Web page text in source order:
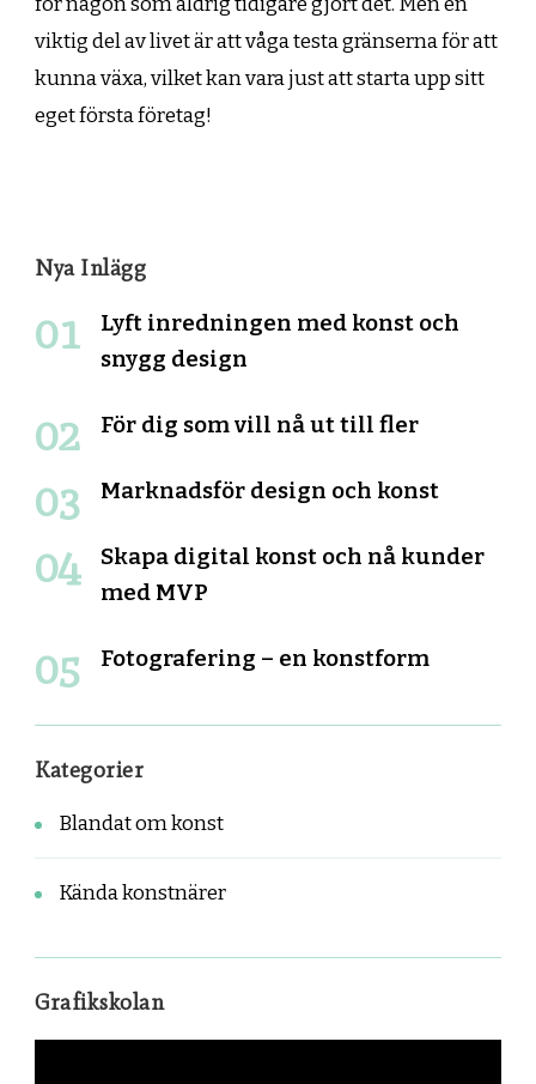
viktig del av livet är att våga testa gränserna för att
kunna växa, vilket kan vara just att starta upp sitt
eget första företag!
Nya Inlägg
Lyft inredningen med konst och
snygg design
För dig som vill nå ut till fler
Marknadsför design och konst
Skapa digital konst och nå kunder
med MVP
Fotografering – en konstform
Kategorier
Blandat om konst
Kända konstnärer
Grafikskolan